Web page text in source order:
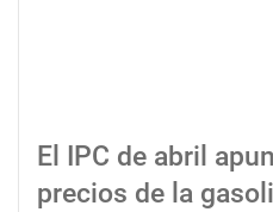
El IPC de abril
precios de la